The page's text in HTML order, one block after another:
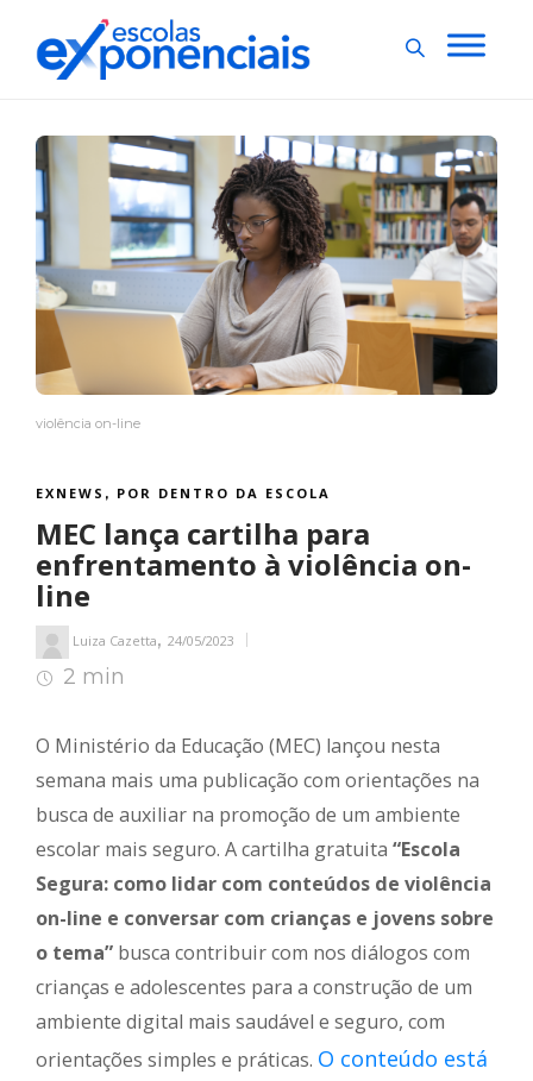
violência on-line
EXNEWS , POR DENTRO DA ESCOLA
MEC lança cartilha para
enfrentamento à violência on-
line
Luiza Cazetta, 24/05/2023
2 min
O Ministério da Educação (MEC) lançou nesta
semana mais uma publicação com orientações na
busca de auxiliar na promoção de um ambiente
escolar mais seguro. A cartilha gratuita “Escola
Segura: como lidar com conteúdos de violência
on-line e conversar com crianças e jovens sobre
o tema” busca contribuir com nos diálogos com
crianças e adolescentes para a construção de um
ambiente digital mais saudável e seguro, com
orientações simples e práticas. O conteúdo está